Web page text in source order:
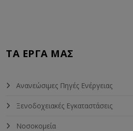
ΤΑ ΈΡΓΑ ΜΑΣ
Ανανεώσιμες Πηγές Ενέργειας
Ξενοδοχειακές Εγκαταστάσεις
Νοσοκομεία